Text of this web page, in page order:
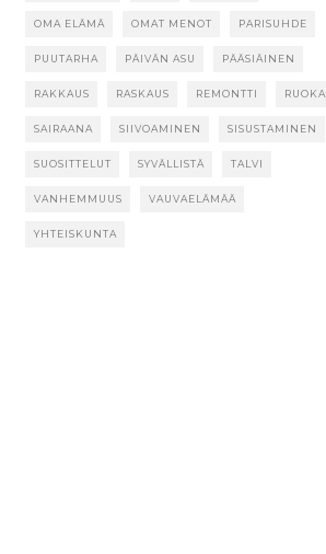
OMA ELÄMÄ OMAT MENOT PARISUHDE
PUUTARHA PÄIVÄN ASU PÄÄSIÄINEN
RAKKAUS RASKAUS REMONTTI RUOKA
SAIRAANA SIIVOAMINEN SISUSTAMINEN
SUOSITTELUT SYVÄLLISTÄ TALVI
VANHEMMUUS VAUVAELÄMÄÄ
YHTEISKUNTA